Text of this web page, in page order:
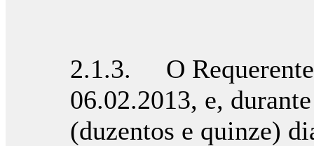
2.1.3. O Requerente
06.02.2013, e,
(duzentos e quinze)